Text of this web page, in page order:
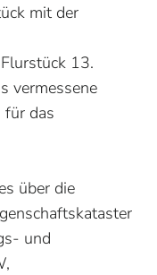
mit der
13.
vermessene
für das
über die
und